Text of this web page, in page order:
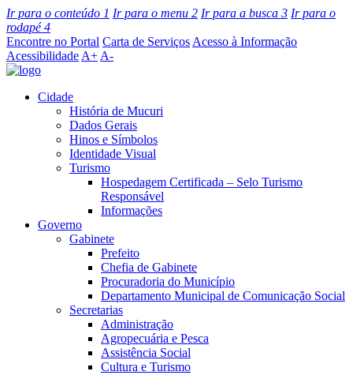
Ir para o conteúdo 1 Ir para o menu 2 Ir para a busca 3 Ir para o
rodapé4
Encontre no Portal Carta de Serviços Acesso à Informação
Acessibilidade A+ A-
Cidade
História de Mucuri
Dados Gerais
Hinos e Símbolos
Identidade Visual
Turismo
Hospedagem Certificada – Selo Turismo
Responsável
Informações
Governo
Gabinete
Prefeito
Chefia de Gabinete
Procuradoria do Município
Departamento Municipal de Comunicação Social
Secretarias
Administração
Agropecuária e Pesca
Assistência Social
Cultura e Turismo